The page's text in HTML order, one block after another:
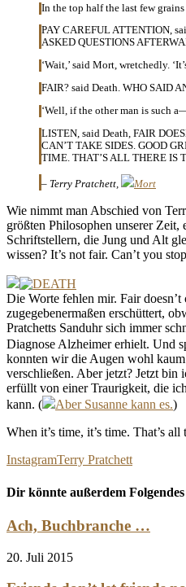
In the top half the last few
PAY CAREFUL ATTENTION,
ASKED QUESTIONS
‘Wait,’ said Mort, wretchedly.
FAIR? said Death. WHO SAID
‘Well, if the other man is such
LISTEN, said Death, FAIR
CAN’T TAKE SIDES. GOOD
TIME. THAT’S ALL THERE IS
– Terry Pratchett, Mort
Wie nimmt man Abschied von
größten Philosophen unserer Zeit,
Schriftstellern, die Jung und Alt
wissen? It’s not fair. Can’t you
Die Worte fehlen mir. Fair
zugegebenermaßen erschüttert,
Pratchetts Sanduhr sich immer
Diagnose Alzheimer erhielt. Und
konnten wir die Augen wohl
verschließen. Aber jetzt? Jetzt bin
erfüllt von einer Traurigkeit, die
kann. (
Aber Susanne kann es.)
When it’s time, it’s time. That’s
InstagramTerry Pratchett
Dir könnte außerdem Folgendes
Ach, Buchbranche …
20. Juli 2015